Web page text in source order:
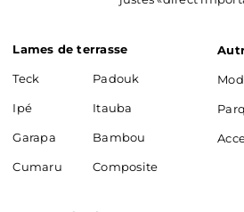
Lames de terrasse
Teck
Ipé
Garapa
Cumaru
Padouk
Itauba
Bambou
Composite